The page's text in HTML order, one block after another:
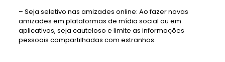
– Seja seletivo nas amizades online: Ao fazer novas
amizades em plataformas de mídia social ou em
aplicativos, seja cauteloso e limite as informações
pessoais compartilhadas com estranhos.